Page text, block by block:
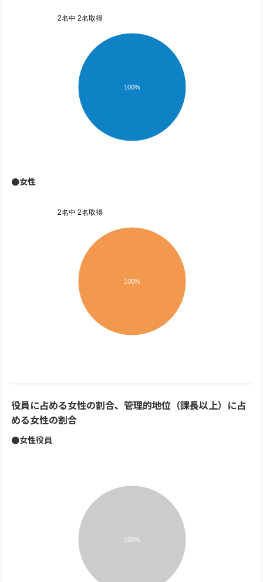
2名中 2名取得
100%
●女性
2名中 2名取得
100%
役員に占める女性の割合、管理的地位（課長以上）に占
める女性の割合
●女性役員
100%